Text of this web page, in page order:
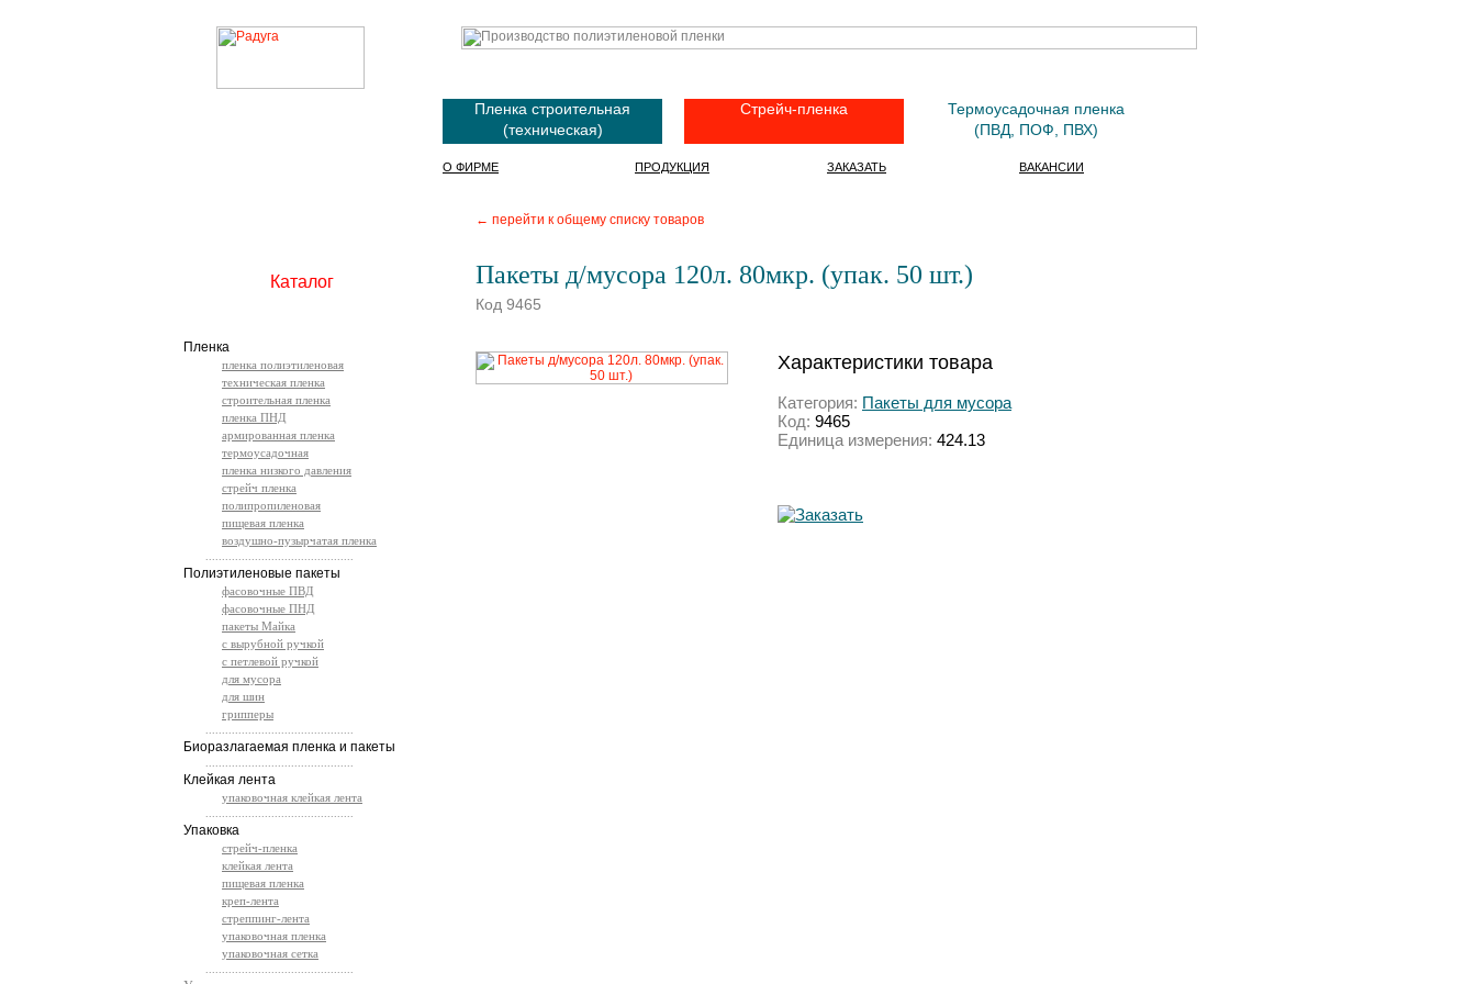
Пленка строительная
(техническая)
Стрейч-пленка
Термоусадочная пленка
(ПВД, ПОФ, ПВХ)
О ФИРМЕ ПРОДУКЦИЯ ЗАКАЗАТЬ ВАКАНСИИ
← перейти к общему списку товаров
Пакеты д/мусора 120л. 80мкр. (упак. 50 шт.)
Код 9465
Характеристики товара
Категория: Пакеты для мусора
Код: 9465
Единица измерения: 424.13
Каталог
Пленка
пленка полиэтиленовая
техническая пленка
строительная пленка
пленка ПНД
армированная пленка
термоусадочная
пленка низкого давления
стрейч пленка
полипропиленовая
пищевая пленка
воздушно-пузырчатая пленка
Полиэтиленовые пакеты
фасовочные ПВД
фасовочные ПНД
пакеты Майка
с вырубной ручкой
с петлевой ручкой
для мусора
для шин
грипперы
Биоразлагаемая пленка и пакеты
Клейкая лента
упаковочная клейкая лента
Упаковка
стрейч-пленка
клейкая лента
пищевая пленка
креп-лента
стреппинг-лента
упаковочная пленка
упаковочная сетка